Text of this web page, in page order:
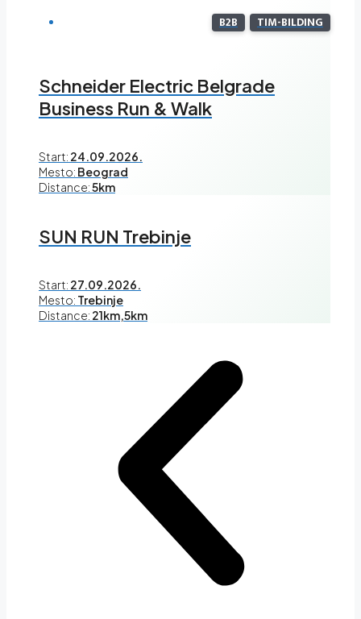
B2B TIM-BILDING
Schneider Electric Belgrade
Business Run & Walk
Start: 24.09.2026.
Mesto: Beograd
Distance:5km
SUN RUN Trebinje
Start: 27.09.2026.
Mesto: Trebinje
Distance: 21km,5km